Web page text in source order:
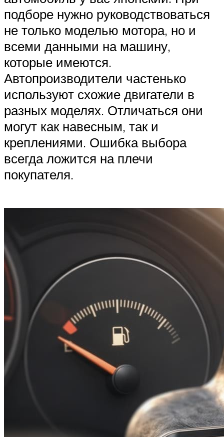
подборе нужно руководствоваться
не только моделью мотора, но и
всеми данными на машину,
которые имеются.
Автопроизводители частенько
используют схожие двигатели в
разных моделях. Отличаться они
могут как навесным, так и
креплениями. Ошибка выбора
всегда ложится на плечи
покупателя.